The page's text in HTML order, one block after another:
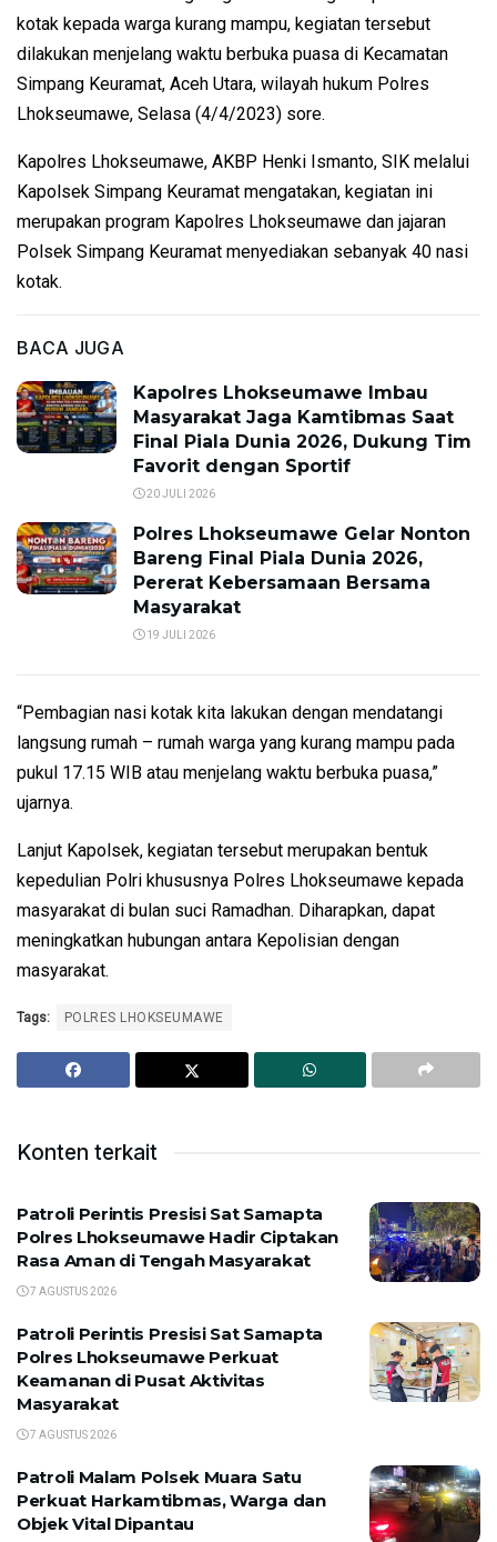
kotak kepada warga kurang mampu, kegiatan tersebut
dilakukan menjelang waktu berbuka puasa di Kecamatan
Simpang Keuramat, Aceh Utara, wilayah hukum Polres
Lhokseumawe, Selasa (4/4/2023) sore.
Kapolres Lhokseumawe, AKBP Henki Ismanto, SIK melalui
Kapolsek Simpang Keuramat mengatakan, kegiatan ini
merupakan program Kapolres Lhokseumawe dan jajaran
Polsek Simpang Keuramat menyediakan sebanyak 40 nasi
kotak.
BACA JUGA
Kapolres Lhokseumawe Imbau
Masyarakat Jaga Kamtibmas Saat
Final Piala Dunia 2026, Dukung Tim
Favorit dengan Sportif
20 JULI 2026
Polres Lhokseumawe Gelar Nonton
Bareng Final Piala Dunia 2026,
Pererat Kebersamaan Bersama
Masyarakat
19 JULI 2026
“Pembagian nasi kotak kita lakukan dengan mendatangi
langsung rumah – rumah warga yang kurang mampu pada
pukul 17.15 WIB atau menjelang waktu berbuka puasa,”
ujarnya.
Lanjut Kapolsek, kegiatan tersebut merupakan bentuk
kepedulian Polri khususnya Polres Lhokseumawe kepada
masyarakat di bulan suci Ramadhan. Diharapkan, dapat
meningkatkan hubungan antara Kepolisian dengan
masyarakat.
Tags: POLRES LHOKSEUMAWE
Konten terkait
Patroli Perintis Presisi Sat Samapta
Polres Lhokseumawe Hadir Ciptakan
Rasa Aman di Tengah Masyarakat
7 AGUSTUS 2026
Patroli Perintis Presisi Sat Samapta
Polres Lhokseumawe Perkuat
Keamanan di Pusat Aktivitas
Masyarakat
7 AGUSTUS 2026
Patroli Malam Polsek Muara Satu
Perkuat Harkamtibmas, Warga dan
Objek Vital Dipantau